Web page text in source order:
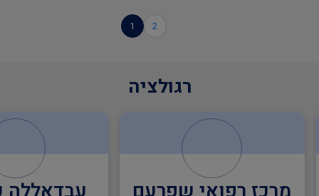
1 2
רגולציה